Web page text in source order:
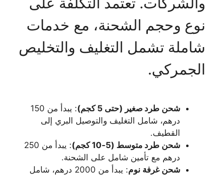
نوع وحجم الشحنة، مع خدمات
شاملة تشمل التغليف والتخليص
الجمركي.
شحن طرد صغير (حتى 5 كجم)
: يبدأ من 150
درهم، شامل التغليف والتوصيل البري إلى
القطيف.
شحن طرد متوسط (5-10 كجم)
: يبدأ من 250
درهم مع تأمين شامل على الشحنة.
شحن غرفة نوم
: يبدأ من 2000 درهم، شامل